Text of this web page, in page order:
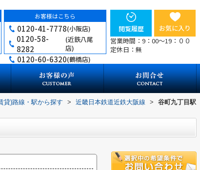
お客様はこちら
0120-41-7778(小阪店)
0120-58-
8282
(近鉄八尾
店)
0120-60-6320(鶴橋店)
閲覧履歴
お気に入り
営業時間：9：00～19：００
定休日：無
貸)路線・駅から探す > 近畿日本鉄道近鉄大阪線 >
谷町九丁目駅